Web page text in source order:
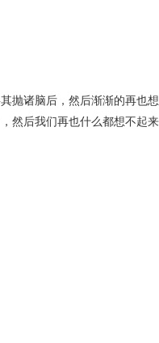
诸脑后，然后渐渐的再也
后我们再也什么都想不起